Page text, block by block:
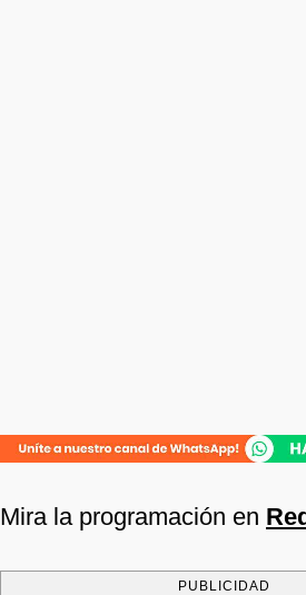
Mira la programación en
PUBLICIDAD